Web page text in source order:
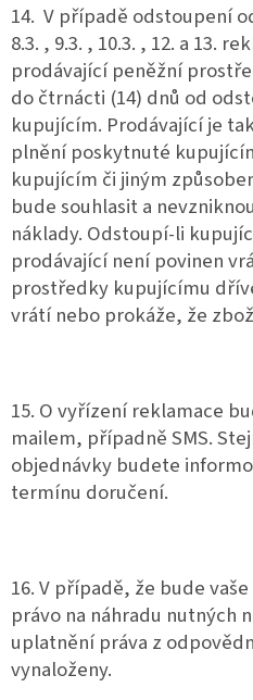
14. V případě odstoupení
8.3. , 9.3. , 10.3. , 12. a 13.
prodávající peněžní
do čtrnácti (14) dnů od
kupujícím. Prodávající je
plnění poskytnuté
kupujícím či jiným
bude souhlasit a
náklady. Odstoupí-li
prodávající není povinen
prostředky kupujícímu
vrátí nebo prokáže, že
15. O vyřízení reklamace
mailem, případně SMS.
objednávky budete
termínu doručení.
16. V případě, že bude
právo na náhradu nutných
uplatnění práva z
vynaloženy.